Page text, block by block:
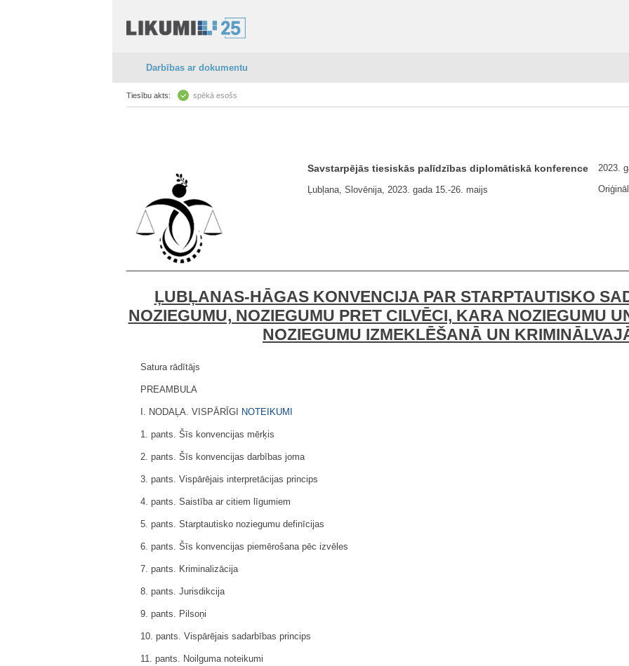
Darbības ar dokumentu
Tiesību akts: spēkā esošs
Savstarpējās tiesiskās palīdzības diplomātiskā konference
Ļubļana, Slovēnija, 2023. gada 15.-26. maijs
2023.
ĻUBĻANAS-HĀGAS KONVENCIJA PAR STARPTAUTISKO
NOZIEGUMU, NOZIEGUMU PRET CILVĒCI, KARA NOZIEGUMU
NOZIEGUMU IZMEKLĒŠANĀ UN
Satura rādītājs
PREAMBULA
I. NODAĻA. VISPĀRĪGI NOTEIKUMI
1. pants. Šīs konvencijas mērķis
2. pants. Šīs konvencijas darbības joma
3. pants. Vispārējais interpretācijas princips
4. pants. Saistība ar citiem līgumiem
5. pants. Starptautisko noziegumu definīcijas
6. pants. Šīs konvencijas piemērošana pēc izvēles
7. pants. Kriminalizācija
8. pants. Jurisdikcija
9. pants. Pilsoņi
10. pants. Vispārējais sadarbības princips
11. pants. Noilguma noteikumi